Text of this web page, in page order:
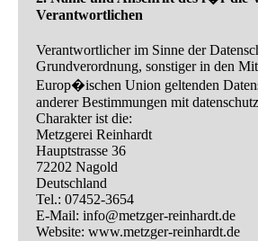
Verantwortlichen
Verantwortlicher im Sinne der
Grundverordnung, sonstiger in den
Europ�ischen Union geltenden
anderer Bestimmungen mit
Charakter ist die:
Metzgerei Reinhardt
Hauptstrasse 36
72202 Nagold
Deutschland
Tel.: 07452-3654
E-Mail: info@metzger-reinhardt.de
Website: www.metzger-reinhardt.de